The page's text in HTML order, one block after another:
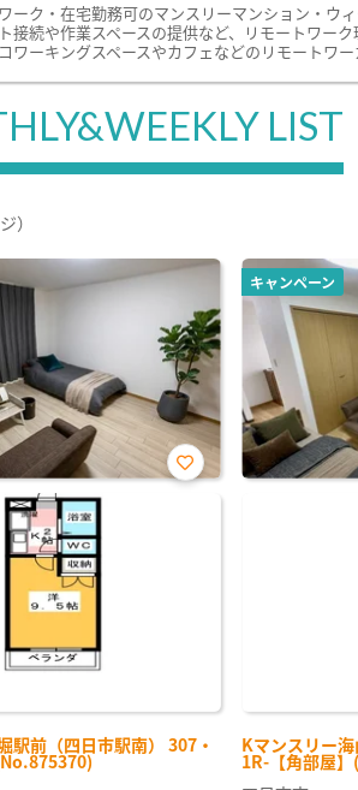
ーク・在宅勤務可のマンスリーマンション・ウ
接続や作業スペースの提供など、リモートワー
ワーキングスペースやカフェなどのリモートワ
LIST
）
駅前（四日市駅南） 307・
お気
キャンペーン
Kマンスリー
1R-【角部屋